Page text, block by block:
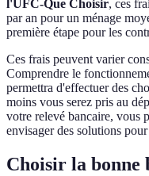
l'UFC-Que Choisir, ces
par an pour un ménage
première étape pour les
Ces frais peuvent varier
Comprendre le
permettra d'effectuer des
moins vous serez pris au
votre relevé bancaire, vous
envisager des solutions
Choisir la bonne